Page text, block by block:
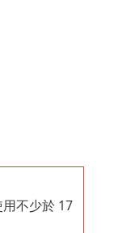
不少於 17